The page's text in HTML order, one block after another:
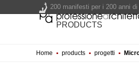
PRODUCTS
Home ▪ products ▪ progetti ▪
200 manifesti per i 200 anni
La ricarica dei profumi